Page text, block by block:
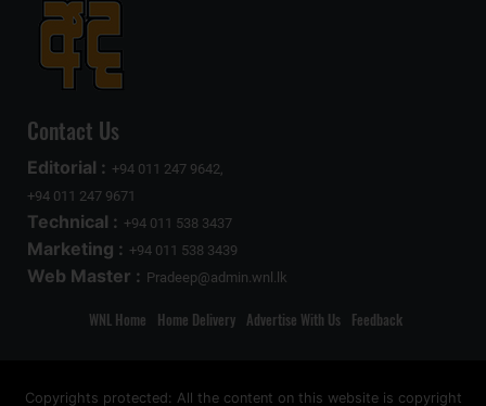
Contact Us
Editorial : +94 011 247 9642,
+94 011 247 9671
Technical : +94 011 538 3437
Marketing : +94 011 538 3439
Web Master : Pradeep@admin.wnl.lk
WNL Home Home Delivery Advertise With Us Feedback
Copyrights protected: All the content on this website is copyright